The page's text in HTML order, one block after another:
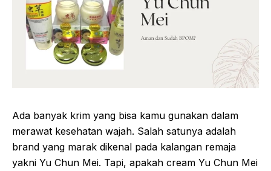
Ada banyak krim yang bisa kamu gunakan dalam
merawat kesehatan wajah. Salah satunya adalah
brand yang marak dikenal pada kalangan remaja
yakni Yu Chun Mei. Tapi, apakah cream Yu Chun Mei